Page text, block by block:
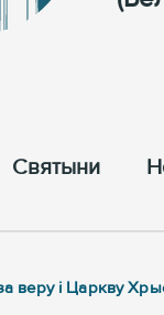
Cвятыни
веру і Царкву